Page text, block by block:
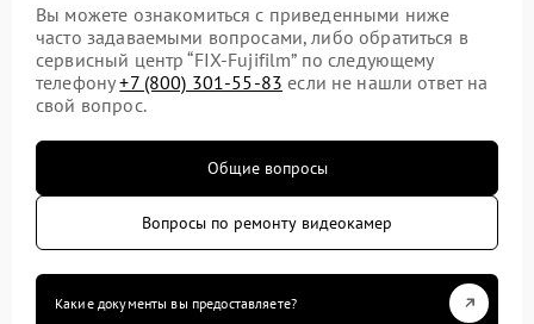
Вы можете ознакомиться с приведенными ниже
часто задаваемыми вопросами, либо обратиться в
сервисный центр “FIX-Fujifilm” по следующему
телефону+7 (800) 301-55-83 если не нашли ответ на
свой вопрос.
Общие вопросы
Вопросы по ремонту видеокамер
Какие документы вы предоставляете?